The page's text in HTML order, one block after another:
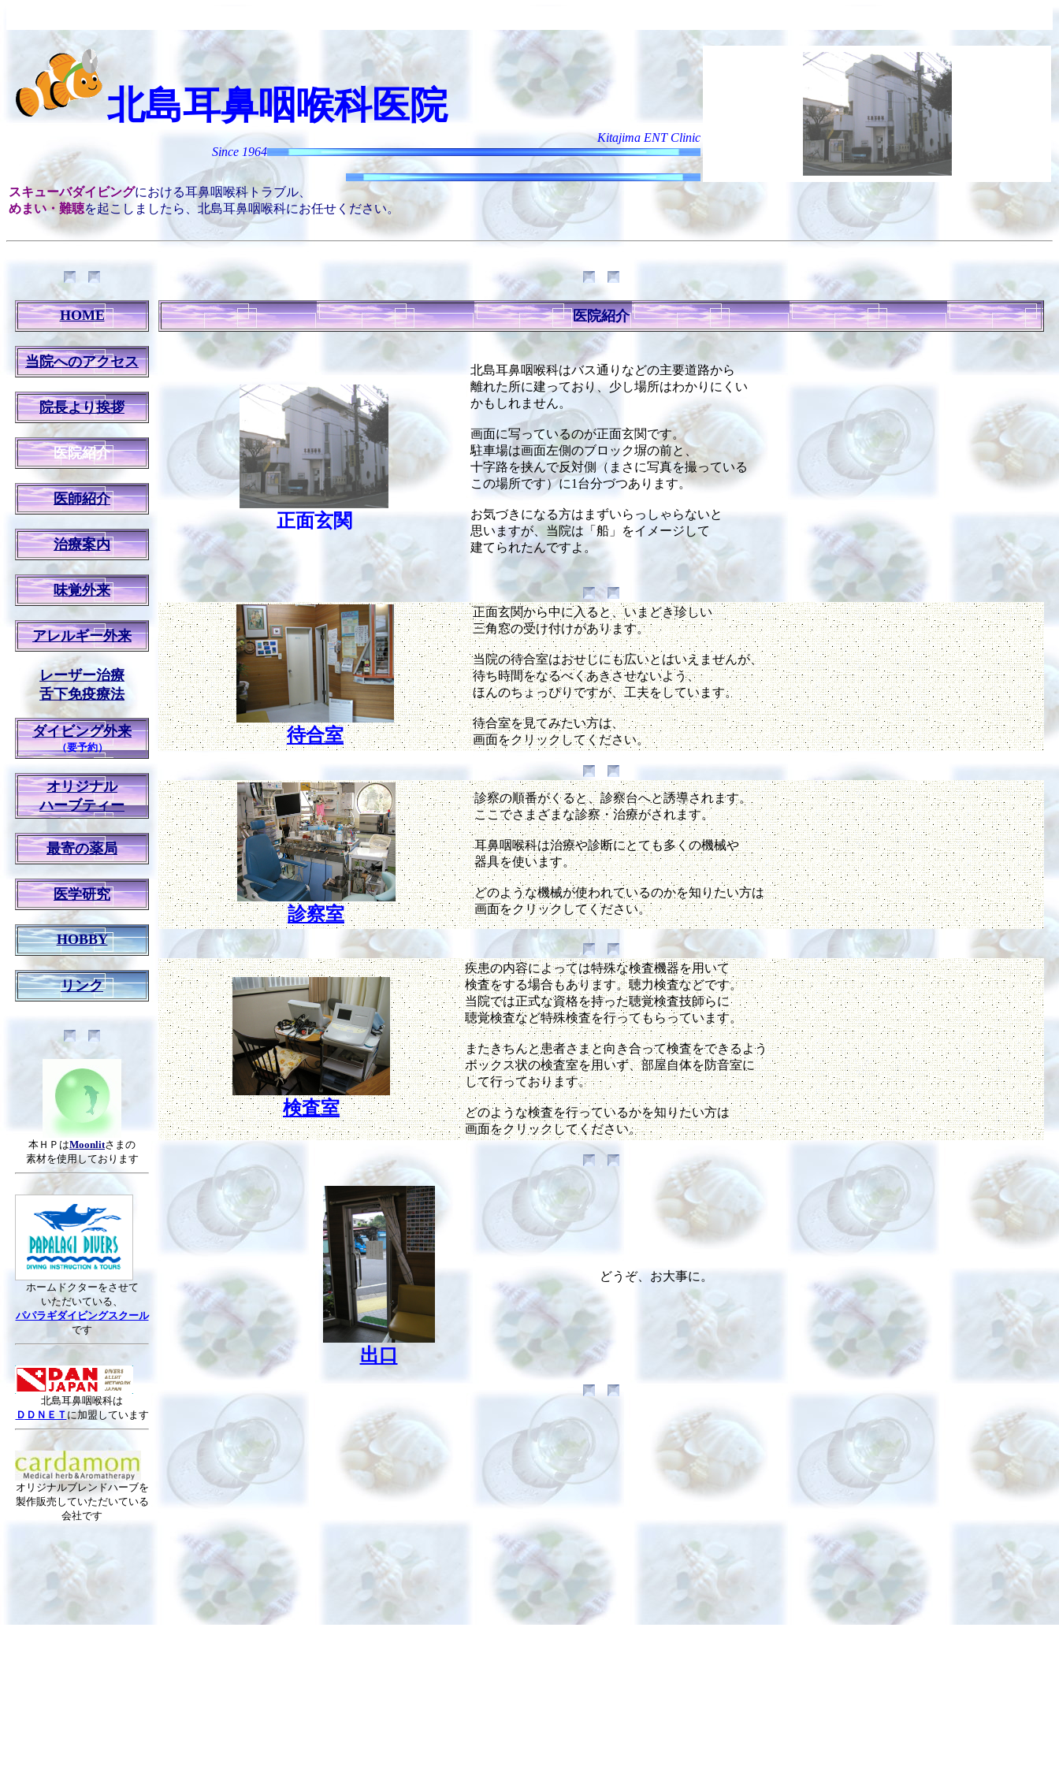
北島耳鼻咽喉科医院
Kitajima ENT Clinic
Since 1964
スキューバダイビングにおける耳鼻咽喉科トラブル、
めまい・難聴を起こしましたら、北島耳鼻咽喉科にお任せください。
HOME
当院へのアクセス
院長より挨拶
医院紹介
医師紹介
治療案内
味覚外来
アレルギー外来
レーザー治療
舌下免疫療法
ダイビング外来
（要予約）
オリジナル
ハーブティー
最寄の薬局
医学研究
HOBBY
リンク
本ＨＰはMoonlitさまの
素材を使用しております
ホームドクターをさせて
いただいている、
パパラギダイビングスクール
です
北島耳鼻咽喉科は
ＤＤＮＥＴ に加盟しています
オリジナルブレンドハーブを
製作販売していただいている
会社です
医院紹介
正面玄関
北島耳鼻咽喉科はバス通りなどの主要道路から
離れた所に建っており、少し場所はわかりにくい
かもしれません。
画面に写っているのが正面玄関です。
駐車場は画面左側のブロック塀の前と、
十字路を挟んで反対側（まさに写真を撮っている
この場所です）に1台分づつあります。
お気づきになる方はまずいらっしゃらないと
思いますが、当院は「船」をイメージして
建てられたんですよ。
待合室
正面玄関から中に入ると、いまどき珍しい
三角窓の受け付けがあります。
当院の待合室はおせじにも広いとはいえませんが、
待ち時間をなるべくあきさせないよう、
ほんのちょっぴりですが、工夫をしています。
待合室を見てみたい方は、
画面をクリックしてください。
診察室
診察の順番がくると、診察台へと誘導されます。
ここでさまざまな診察・治療がされます。
耳鼻咽喉科は治療や診断にとても多くの機械や
器具を使います。
どのような機械が使われているのかを知りたい方は
画面をクリックしてください。
検査室
疾患の内容によっては特殊な検査機器を用いて
検査をする場合もあります。聴力検査などです。
当院では正式な資格を持った聴覚検査技師らに
聴覚検査など特殊検査を行ってもらっています。
またきちんと患者さまと向き合って検査をできるよう
ボックス状の検査室を用いず、部屋自体を防音室に
して行っております。
どのような検査を行っているかを知りたい方は
画面をクリックしてください。
出口
どうぞ、お大事に。